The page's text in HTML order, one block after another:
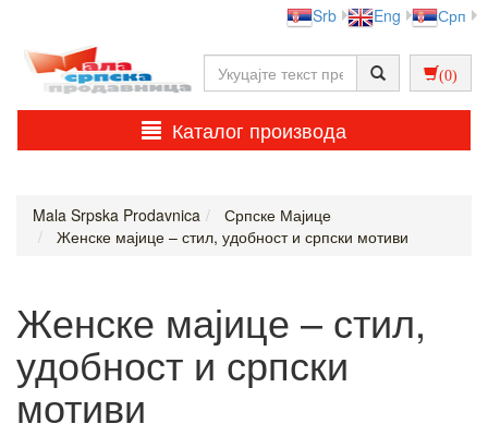
Srb Eng Срп
(0)
Каталог производа
Mala Srpska Prodavnica
Српске Мајице
Женске мајице – стил, удобност и српски мотиви
Женске мајице – стил,
удобност и српски
мотиви